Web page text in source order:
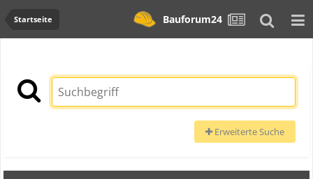
Startseite Bauforum24
Erweiterte Suche